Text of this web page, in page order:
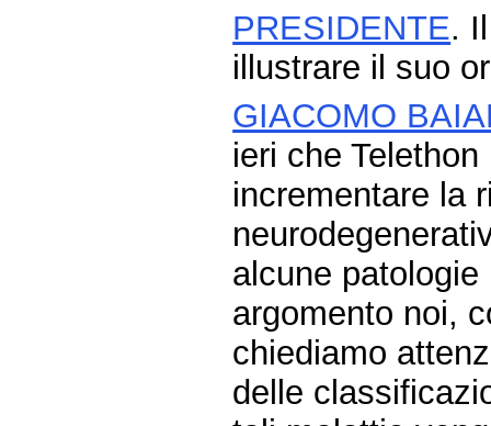
PRESIDENTE.
illustrare il suo
GIACOMO
ieri che
incrementare la
alcune
argomento noi,
chiediamo
delle